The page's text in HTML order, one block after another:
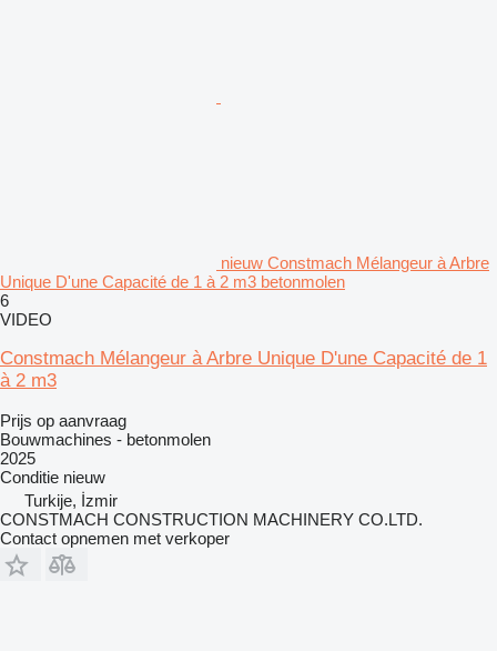
nieuw Constmach Mélangeur à Arbre
Unique D'une Capacité de 1 à 2 m3 betonmolen
6
VIDEO
Constmach Mélangeur à Arbre Unique D'une Capacité de 1
à 2 m3
Prijs op aanvraag
Bouwmachines - betonmolen
2025
Conditie nieuw
Turkije, İzmir
CONSTMACH CONSTRUCTION MACHINERY CO.LTD.
Contact opnemen met verkoper